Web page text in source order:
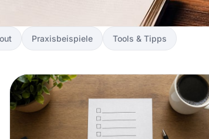
Praxisbeispiele Tools & Tipps